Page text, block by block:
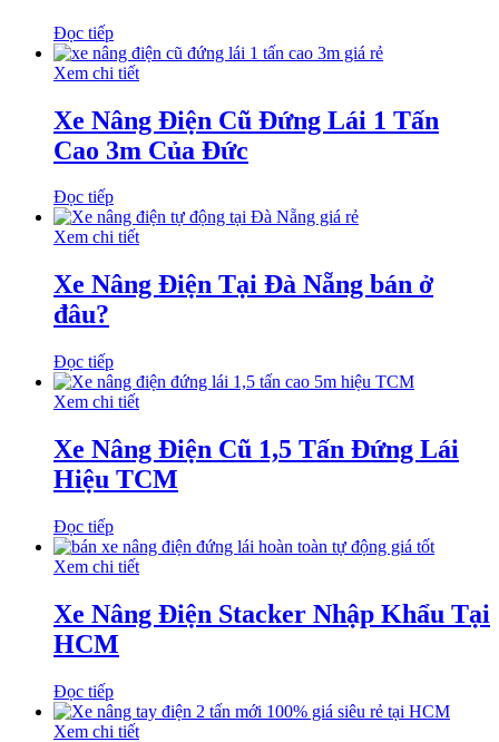
Đọc tiếp
Xem chi tiết
Xe Nâng Điện Cũ Đứng Lái 1 Tấn
Cao 3m Của Đức
Đọc tiếp
Xem chi tiết
Xe Nâng Điện Tại Đà Nẵng bán ở
đâu?
Đọc tiếp
Xem chi tiết
Xe Nâng Điện Cũ 1,5 Tấn Đứng Lái
Hiệu TCM
Đọc tiếp
Xem chi tiết
Xe Nâng Điện Stacker Nhập Khẩu Tại
HCM
Đọc tiếp
Xem chi tiết